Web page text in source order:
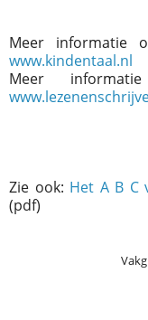
Meer informatie
www.kindentaal.nl
Meer
Zie ook: Het A B C
(pdf)